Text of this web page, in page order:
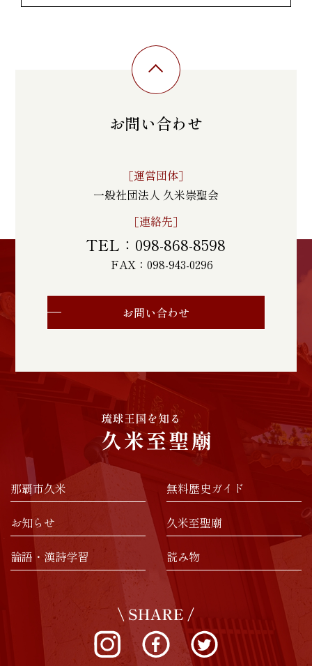
お問い合わせ
［運営団体］
一般社団法人 久米崇聖会
［連絡先］
TEL：098-868-8598
FAX：098-943-0296
お問い合わせ
那覇市久米 無料歴史ガイド
お知らせ 久米至聖廟
論語・漢詩学習 読み物